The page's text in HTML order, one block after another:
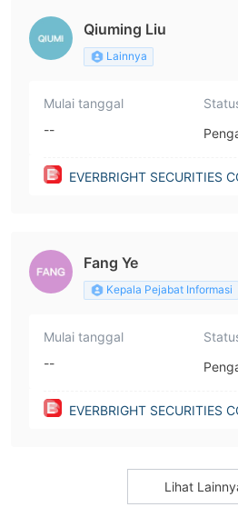
Qiuming Liu
Lainnya
Mulai tanggal
--
EVERBRIGHT SECURITIES
Fang Ye
Kepala Pejabat Informasi
Mulai tanggal
--
EVERBRIGHT SECURITIES
Lihat